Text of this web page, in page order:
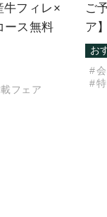
周遊フェ
8/8～16
験フェア
【
宅